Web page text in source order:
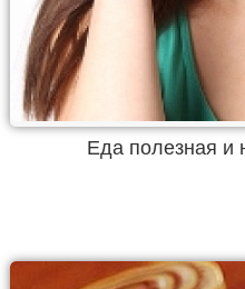
Еда полезная и